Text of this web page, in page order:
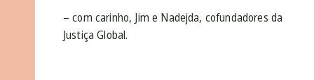
– com carinho, Jim e Nadejda, cofundadores da
Justiça Global.